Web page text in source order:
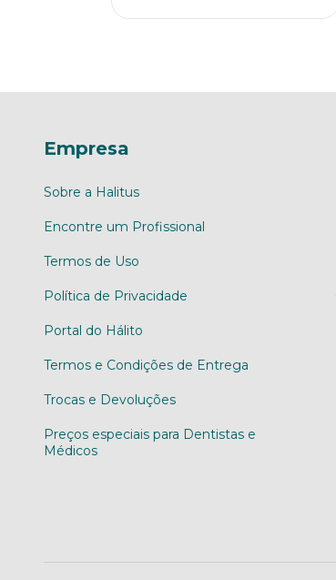
Empresa
Sobre a Halitus
Encontre um Profissional
Termos de Uso
Política de Privacidade
Portal do Hálito
Termos e Condições de Entrega
Trocas e Devoluções
Preços especiais para Dentistas e
Médicos